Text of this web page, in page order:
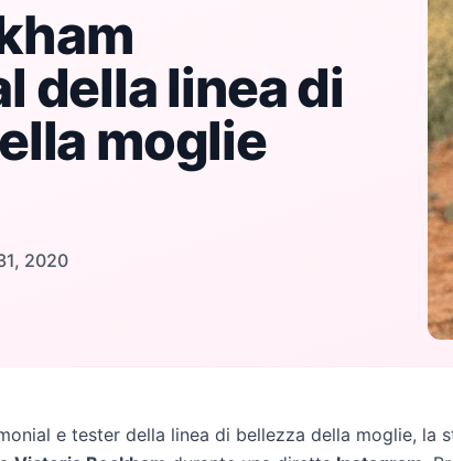
della linea di
moglie
2020
e tester della linea di bellezza della moglie, la